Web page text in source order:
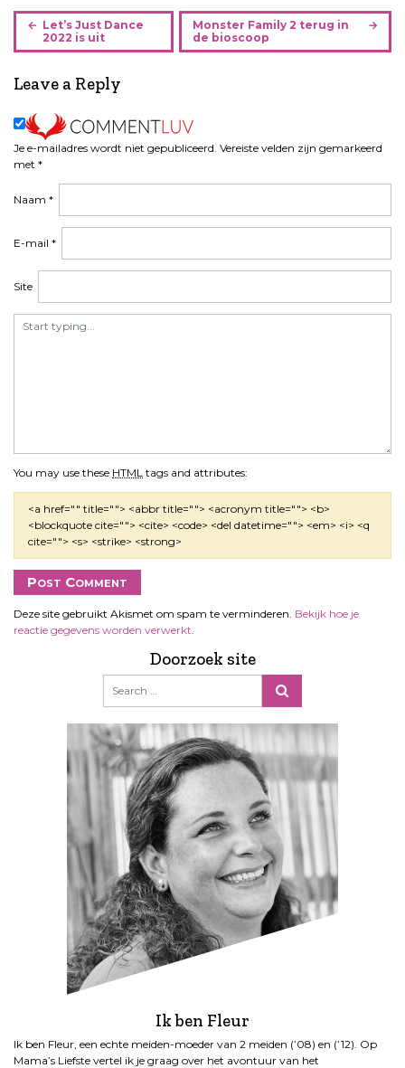
B
r
i
h
n
v
g
t
e
Let’s Just Dance
2022 is uit
Monster Family 2 terug in
de bioscoop
Leave a Reply
Je e-mailadres wordt niet gepubliceerd. Vereiste velden zijn gemarkeerd
met *
You may use these HTML tags and attributes:
<a href="" title=""> <abbr title=""> <acronym title=""> <b>
<blockquote cite=""> <cite> <code> <del datetime=""> <em> <i> <q
cite=""> <s> <strike> <strong>
Naam *
E-mail *
Site
Deze site gebruikt Akismet om spam te verminderen. Bekijk hoe je
reactie gegevens worden verwerkt
Doorzoek site
Ik ben Fleur
Ik ben Fleur, een echte meiden-moeder van 2 meiden (’08) en (’12). Op
Mama’s Liefste vertel ik je graag over het avontuur van het